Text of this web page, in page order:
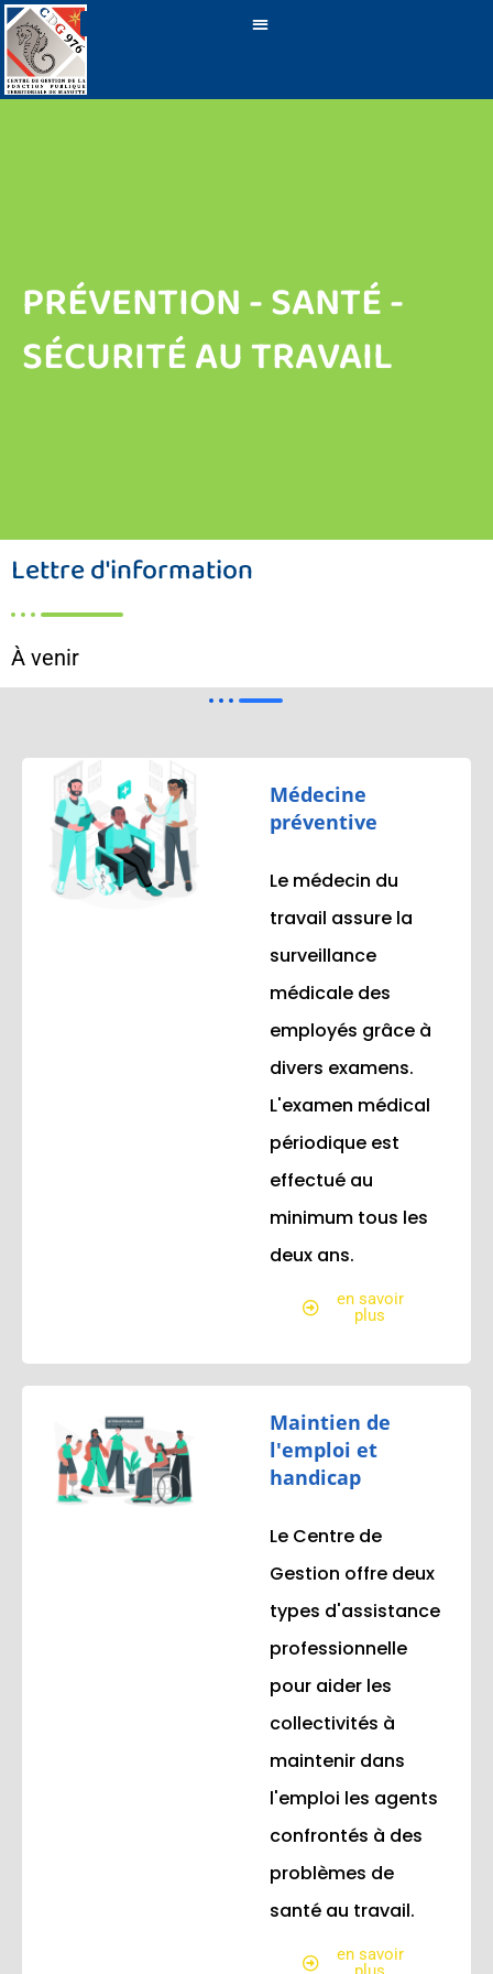
PRÉVENTION - SANTÉ -
SÉCURITÉ AU TRAVAIL
Lettre d'information
À venir
Médecine
préventive
Le médecin du
travail assure la
surveillance
médicale des
employés grâce à
divers examens.
L'examen médical
périodique est
effectué au
minimum tous les
deux ans.
en savoir
plus
Maintien de
l'emploi et
handicap
Le Centre de
Gestion offre deux
types d'assistance
professionnelle
pour aider les
collectivités à
maintenir dans
l'emploi les agents
confrontés à des
problèmes de
santé au travail.
en savoir